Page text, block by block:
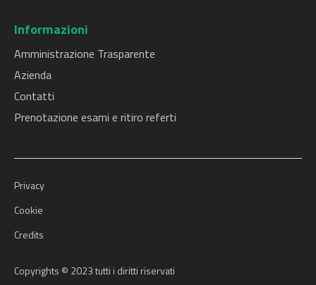
Informazioni
Amministrazione Trasparente
Azienda
Contatti
Prenotazione esami e ritiro referti
Privacy
Cookie
Credits
Copyrights © 2023 tutti i diritti riservati